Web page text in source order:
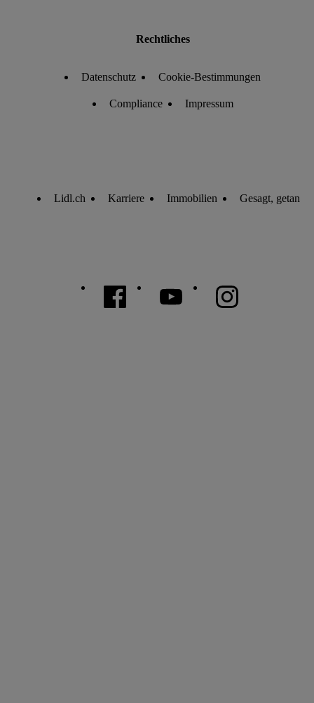
Rechtliches
Datenschutz Cookie-Bestimmungen
Compliance Impressum
Lidl.ch Karriere Immobilien Gesagt, getan